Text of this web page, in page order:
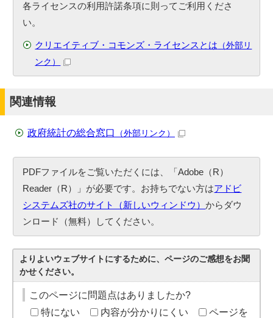
各ライセンスの利用許諾条項に則ってご利用くださ
い。
クリエイティブ・コモンズ・ライセンスとは （外部リ
ンク）
関連情報
政府統計の総合窓口 （外部リンク）
PDFファイルをご覧いただくには、「Adobe（R）
Reader（R）」が必要です。お持ちでない方はアドビ
システムズ社のサイト（新しいウィンドウ）からダウ
ンロード（無料）してください。
よりよいウェブサイトにするために、ページのご感想をお聞
かせください。
このページに問題点はありましたか?
特にない
内容が分かりにくい
ページを